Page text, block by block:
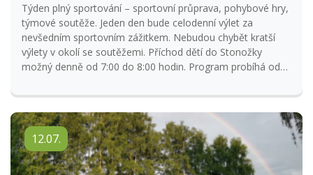
Týden plný sportování – sportovní průprava, pohybové hry,
týmové soutěže. Jeden den bude celodenní výlet za
nevšedním sportovním zážitkem. Nebudou chybět kratší
výlety v okolí se soutěžemi. Příchod dětí do Stonožky
možný denně od 7:00 do 8:00 hodin. Program probíhá od
základě přihlášky po uzávěrce nebo na tel. čísle 773 980
544.
12.07.